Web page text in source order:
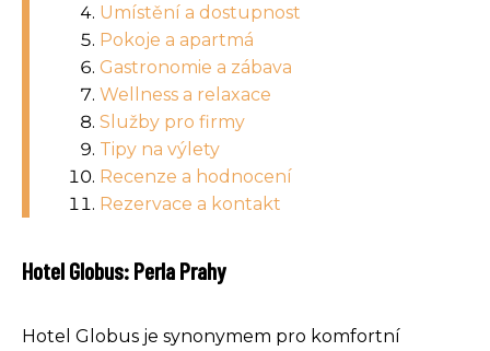
Umístění a dostupnost
Pokoje a apartmá
Gastronomie a zábava
Wellness a relaxace
Služby pro firmy
Tipy na výlety
Recenze a hodnocení
Rezervace a kontakt
Hotel Globus: Perla Prahy
Hotel Globus je synonymem pro komfortní